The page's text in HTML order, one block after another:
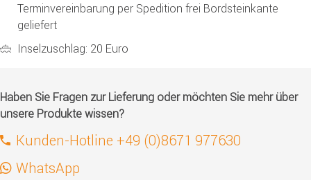
Terminvereinbarung per Spedition frei Bordsteinkante
geliefert
Inselzuschlag: 20 Euro
Haben Sie Fragen zur Lieferung oder möchten Sie mehr über
unsere Produkte wissen?
Kunden-Hotline +49 (0)8671 977630
WhatsApp